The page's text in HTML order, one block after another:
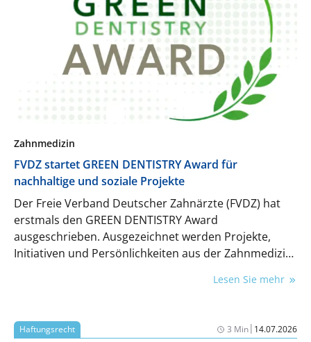
Zahnmedizin
FVDZ startet GREEN DENTISTRY Award für
nachhaltige und soziale Projekte
Der Freie Verband Deutscher Zahnärzte (FVDZ) hat
erstmals den GREEN DENTISTRY Award
ausgeschrieben. Ausgezeichnet werden Projekte,
Initiativen und Persönlichkeiten aus der Zahnmedizin
Lesen Sie mehr
Haftungsrecht 3 Min| 14.07.2026